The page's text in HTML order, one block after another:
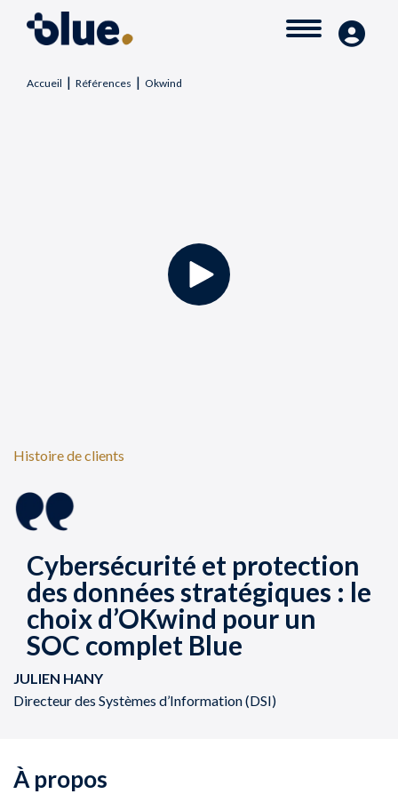
Accueil | Références | Okwind
Histoire de clients
Cybersécurité et protection
des données stratégiques : le
choix d’OKwind pour un
SOC complet Blue
JULIEN HANY
Directeur des Systèmes d’Information (DSI)
À propos